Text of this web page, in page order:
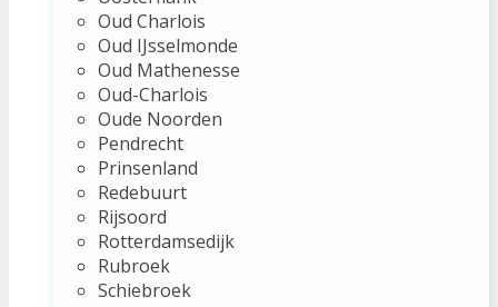
Oud Charlois
Oud IJsselmonde
Oud Mathenesse
Oud-Charlois
Oude Noorden
Pendrecht
Prinsenland
Redebuurt
Rijsoord
Rotterdamsedijk
Rubroek
Schiebroek